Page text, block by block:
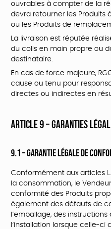
ouvrables à compter de la
devra retourner les Produits
ou les Produits de
La livraison est réputée
du colis en main propre ou
destinataire.
En cas de force majeure,
cause ou tenu pour
directes ou indirectes en
ARTICLE 9 – GARANTIES
9.1 – Garantie légale de
Conformément aux articles
la consommation, le
conformité des Produits
également des défauts de
l’emballage, des
l’installation lorsque celle-ci